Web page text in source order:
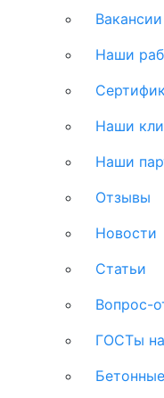
Вакансии
Наши
Наши
Наши
Отзывы
Новости
Статьи
Вопрос-
ГОСТы